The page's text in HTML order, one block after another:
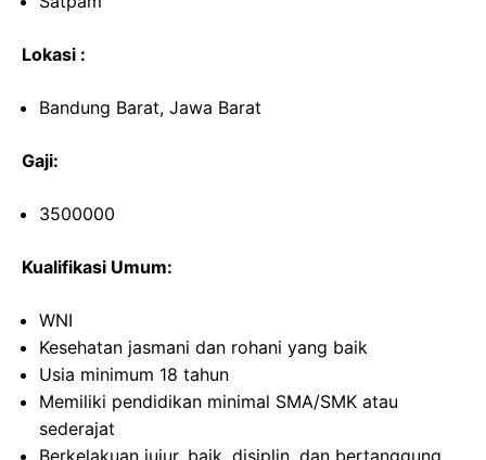
Lokasi :
Bandung Barat, Jawa Barat
Gaji:
3500000
Kualifikasi Umum:
WNI
Kesehatan jasmani dan rohani yang baik
Usia minimum 18 tahun
Memiliki pendidikan minimal SMA/SMK atau
sederajat